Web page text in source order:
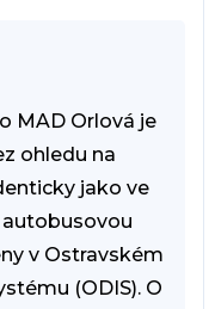
MAD Orlová je
ohledu na
jako ve
v Ostravském
(ODIS). O